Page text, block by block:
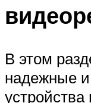
В этом
надежные